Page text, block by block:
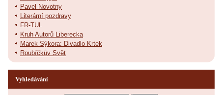
Pavel Novotny
Literární pozdravy
FR-TUL
Kruh Autorů Liberecka
Marek Sýkora: Divadlo Krtek
Roubíčkův Svět
Vyhledávání